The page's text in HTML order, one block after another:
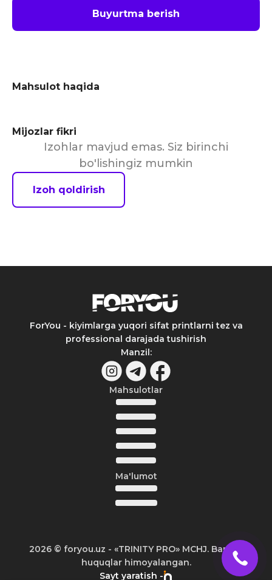
Buyurtma berish
Mahsulot haqida
Mijozlar fikri
Izohlar mavjud emas. Siz birinchi
bo'lishingiz mumkin
Izoh qoldirish
ForYou - kiyimlarga yuqori sifat printlarni tez va
professional darajada tushirish
Manzil:
Mahsulotlar
Ma'lumot
2026© foryou.uz - «TRINITY PRO» MCHJ. Barcha
huquqlar himoyalangan.
Sayt yaratish -